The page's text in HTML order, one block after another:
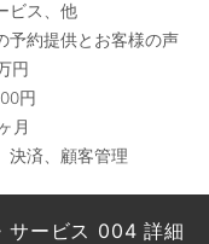
ビス、他
予約提供とお客様の声
円
円
月
決済、顧客管理